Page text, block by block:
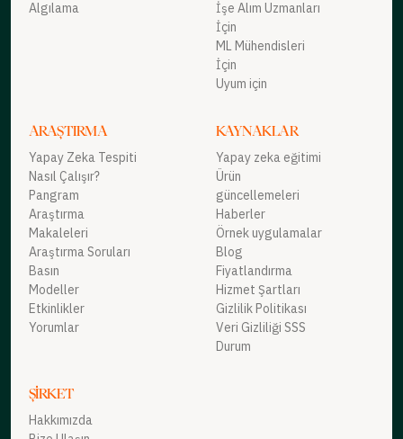
Algılama
İşe Alım Uzmanları
İçin
ML Mühendisleri
İçin
Uyum için
ARAŞTIRMA
Yapay Zeka Tespiti
Nasıl Çalışır?
Pangram
Araştırma
Makaleleri
Araştırma Soruları
Basın
Modeller
Etkinlikler
Yorumlar
KAYNAKLAR
Yapay zeka eğitimi
Ürün
güncellemeleri
Haberler
Örnek uygulamalar
Blog
Fiyatlandırma
Hizmet Şartları
Gizlilik Politikası
Veri Gizliliği SSS
Durum
ŞIRKET
Hakkımızda